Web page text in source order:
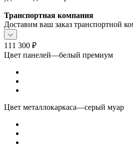
Транспортная компания
Доставим ваш заказ транспортной
111 300 ₽
Цвет панелей—белый премиум
Цвет металлокаркаса—серый муар